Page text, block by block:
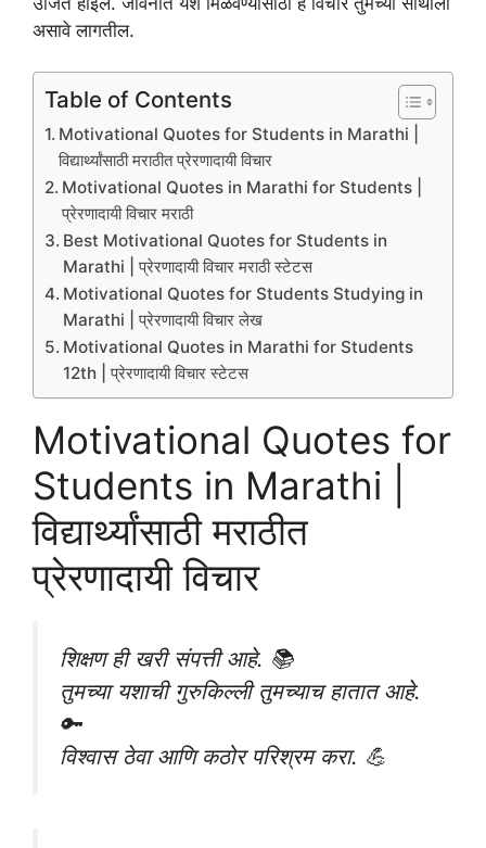
असावे लागतील.
Table of Contents
Motivational Quotes for Students in Marathi |
विद्यार्थ्यांसाठी मराठीत प्रेरणादायी विचार
Motivational Quotes in Marathi for Students |
प्रेरणादायी विचार मराठी
Best Motivational Quotes for Students in
Marathi | प्रेरणादायी विचार मराठी स्टेटस
Motivational Quotes for Students Studying in
Marathi | प्रेरणादायी विचार लेख
Motivational Quotes in Marathi for Students
12th | प्रेरणादायी विचार स्टेटस
Motivational Quotes for
Students in Marathi |
विद्यार्थ्यांसाठी मराठीत
प्रेरणादायी विचार
शिक्षण ही खरी संपत्ती आहे. 📚
तुमच्या यशाची गुरुकिल्ली तुमच्याच हातात आहे.
🔑
विश्वास ठेवा आणि कठोर परिश्रम करा. 💪